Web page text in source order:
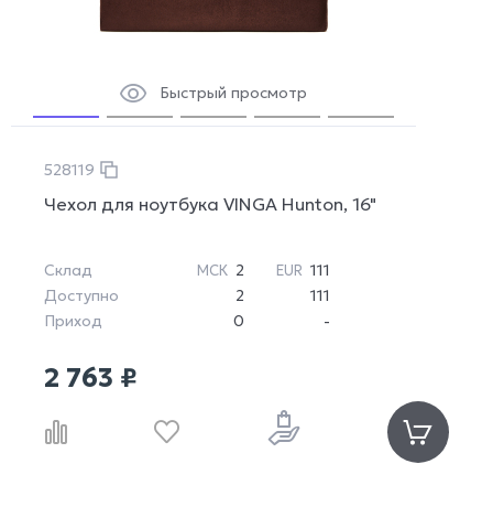
Быстрый просмотр
528119
Чехол для ноутбука VINGA Hunton, 16"
Склад МСК 2 EUR 111
Доступно
2
111
Приход
0 -
2 763 ₽